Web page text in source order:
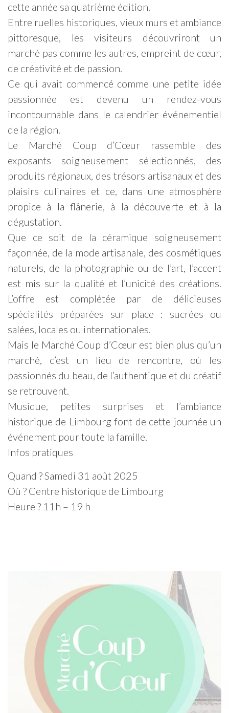
cette année sa quatrième édition.
Entre ruelles historiques, vieux murs et ambiance
pittoresque, les visiteurs découvriront un
marché pas comme les autres, empreint de cœur,
de créativité et de passion.
Ce qui avait commencé comme une petite idée
passionnée est devenu un rendez-vous
incontournable dans le calendrier événementiel
de la région.
Le Marché Coup d’Cœur rassemble des
exposants soigneusement sélectionnés, des
produits régionaux, des trésors artisanaux et des
plaisirs culinaires et ce, dans une atmosphère
propice à la flânerie, à la découverte et à la
dégustation.
Que ce soit de la céramique soigneusement
façonnée, de la mode artisanale, des cosmétiques
naturels, de la photographie ou de l’art, l’accent
est mis sur la qualité et l’unicité des créations.
L’offre est complétée par de délicieuses
spécialités préparées sur place : sucrées ou
salées, locales ou internationales.
Mais le Marché Coup d’Cœur est bien plus qu’un
marché, c’est un lieu de rencontre, où les
passionnés du beau, de l’authentique et du créatif
se retrouvent.
Musique, petites surprises et l’ambiance
historique de Limbourg font de cette journée un
événement pour toute la famille.
Infos pratiques
Quand ? Samedi 31 août 2025
Où ? Centre historique de Limbourg
Heure ? 11h – 19 h